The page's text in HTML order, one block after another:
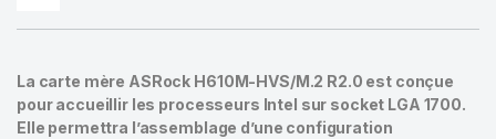
La carte mère ASRock H610M-HVS/M.2 R2.0 est conçue
pour accueillir les processeurs Intel sur socket LGA 1700.
Elle permettra l’assemblage d’une configuration